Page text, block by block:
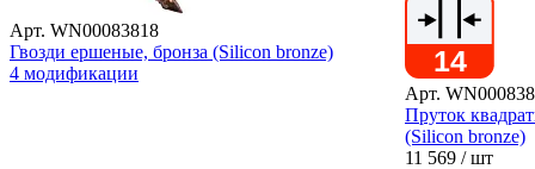
Арт. WN00083818
Гвозди ершеные, бронза (Silicon bronze)
4 модификации
Арт.
Пруток
(Silicon bronze)
11 569 / шт